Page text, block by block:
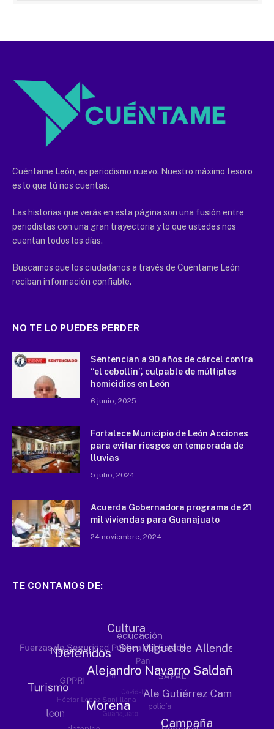
Cuéntame León, es periodismo nuevo. Nuestro máximo tesoro
es lo que tú nos cuentas.
Las historias que verás en esta página son una fusión entre
periodistas con una gran trayectoria y lo que ustedes nos
cuentan todos los días.
Buscamos que los ciudadanos a través de Cuéntame León
reciban información confiable.
NO TE LO PUEDES PERDER
Sentencian a 90 años de cárcel contra
“el cebollín”, culpable de múltiples
homicidios en León
6 junio, 2025
Fortalece Municipio de León Acciones
para evitar riesgos en temporada de
lluvias
5 julio, 2024
Acuerda Gobernadora programa de 21
mil viviendas para Guanajuato
24 noviembre, 2024
TE CONTAMOS DE: